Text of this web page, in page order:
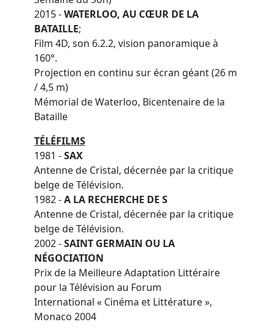
2015 -WATERLOO, AU CŒUR DE LA
BATAILLE;
Film 4D, son 6.2.2, vision panoramique à
160°.
Projection en continu sur écran géant (26 m
/ 4,5 m)
Mémorial de Waterloo, Bicentenaire de la
Bataille
TÉLÉFILMS
1981 -SAX
Antenne de Cristal, décernée par la critique
belge de Télévision.
1982 -A LA RECHERCHE DE S
Antenne de Cristal, décernée par la critique
belge de Télévision.
2002 -SAINT GERMAIN OU LA
NÉGOCIATION
Prix de la Meilleure Adaptation Littéraire
pour la Télévision au Forum
International « Cinéma et Littérature »,
Monaco 2004